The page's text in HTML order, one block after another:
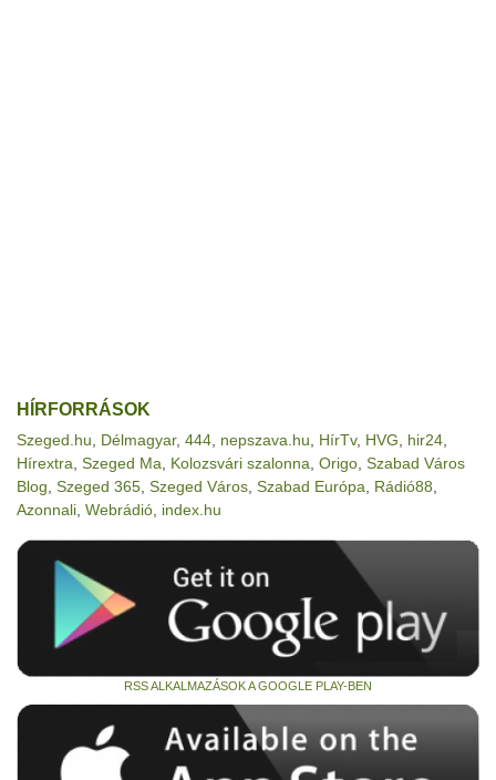
HÍRFORRÁSOK
Szeged.hu Délmagyar, 444 nepszava.hu HírTv, HVG hir24
Hírextra Szeged Ma Kolozsvári szalonna Origo Szabad Város
Blog Szeged 365 Szeged Város Szabad Európa Rádió88
Azonnali Webrádió index.hu
RSS ALKALMAZÁSOK A GOOGLE PLAY-BEN